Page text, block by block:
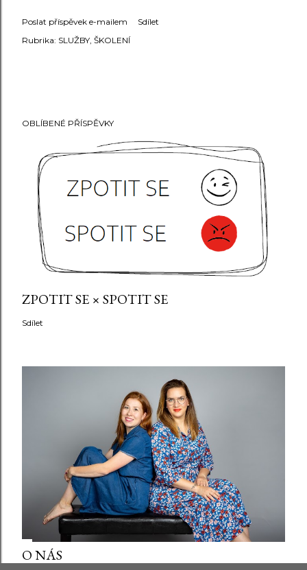
Poslat příspěvek e-mailem
Sdílet
Rubrika: SLUŽBY ŠKOLENÍ
OBLÍBENÉ PŘÍSPĚVKY
ZPOTIT SE × SPOTIT SE
Sdílet
O NÁS